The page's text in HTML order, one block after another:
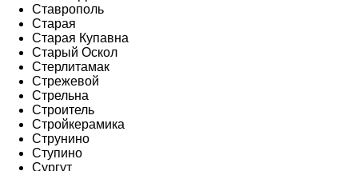
Ставрополь
Старая
Старая Купавна
Старый Оскол
Стерлитамак
Стрежевой
Стрельна
Строитель
Стройкерамика
Струнино
Ступино
Сургут